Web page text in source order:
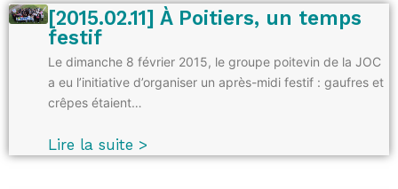
[2015.02.11] À Poitiers, un temps
festif
Le dimanche 8 février 2015, le groupe poitevin de la JOC
a eu l’initiative d’organiser un après-midi festif : gaufres et
crêpes étaient…
Lire la suite >